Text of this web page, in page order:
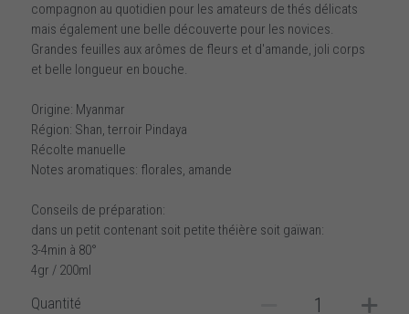
compagnon au quotidien pour les amateurs de thés délicats
mais également une belle découverte pour les novices.
Grandes feuilles aux arômes de fleurs et d'amande, joli corps
et belle longueur en bouche.
Origine: Myanmar
Région: Shan, terroir Pindaya
Récolte manuelle
Notes aromatiques: florales, amande
Conseils de préparation:
dans un petit contenant soit petite théière soit gaïwan:
3-4min à 80°
4gr / 200ml
Quantité